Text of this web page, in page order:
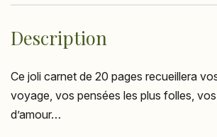
Description
Ce joli carnet de 20 pages recueillera
voyage, vos pensées les plus folles,
d’amour…